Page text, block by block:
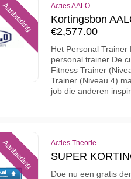
Aanbieding Acties AALO
Kortingsbon
€2,577.00
Het Personal Trainer
personal trainer De
Fitness Trainer
Trainer (Niveau 4)
job die anderen
Aanbieding Acties Theorie
SUPER
Doe nu een gratis